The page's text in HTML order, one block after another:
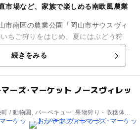
市場など、家族で楽しめる南欧風農業
市南区の農業公園「岡山市サウスヴィ
ちご狩りをはじめ、夏にはぶどう狩
びが家族で体験できます。 広々とした
続きをみる
ーズ･マーケット ノースヴィレッ
町 / 動物園, バーベキュー, 果物狩り・収穫体
スレチック, 公園・総合公園, ホテル・旅館